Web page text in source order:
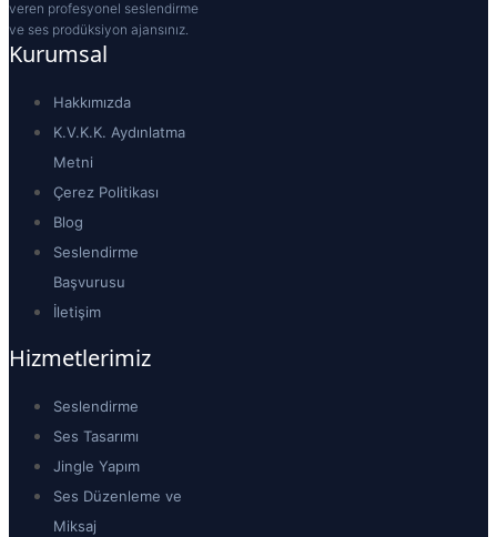
veren profesyonel seslendirme
ve ses prodüksiyon ajansınız.
Kurumsal
Hakkımızda
K.V.K.K. Aydınlatma
Metni
Çerez Politikası
Blog
Seslendirme
Başvurusu
İletişim
Hizmetlerimiz
Seslendirme
Ses Tasarımı
Jingle Yapım
Ses Düzenleme ve
Miksaj